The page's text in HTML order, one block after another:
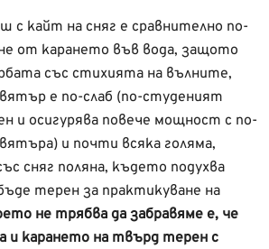
с кайт на сняг е сравнително по-
от карането във вода, защото
със стихията на вълните,
е по-слаб (по-студеният
и осигурява повече мощност с по-
и почти всяка голяма,
сняг поляна, където подухва
терен за практикуване на
не трябва да забравяме е, че
и карането на твърд терен с